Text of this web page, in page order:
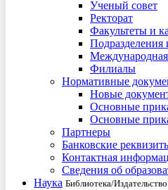
Ученый совет
Ректорат
Факультеты и
Филиалы
Нормативные
Новые
Основные
Основные
Партнеры
Банковские
Контактная
Сведения об
Наука Библиотека/Издательство